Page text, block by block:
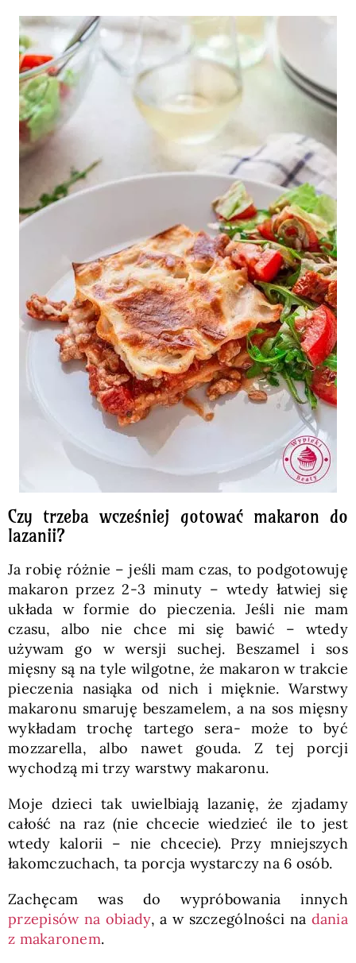
Czy trzeba wcześniej gotować makaron do
lazanii?
Ja robię różnie – jeśli mam czas, to podgotowuję
makaron przez 2-3 minuty – wtedy łatwiej się
układa w formie do pieczenia. Jeśli nie mam
czasu, albo nie chce mi się bawić – wtedy
używam go w wersji suchej. Beszamel i sos
mięsny są na tyle wilgotne, że makaron w trakcie
pieczenia nasiąka od nich i mięknie. Warstwy
makaronu smaruję beszamelem, a na sos mięsny
wykładam trochę tartego sera- może to być
mozzarella, albo nawet gouda. Z tej porcji
wychodzą mi trzy warstwy makaronu.
Moje dzieci tak uwielbiają lazanię, że zjadamy
całość na raz (nie chcecie wiedzieć ile to jest
wtedy kalorii – nie chcecie). Przy mniejszych
łakomczuchach, ta porcja wystarczy na 6 osób.
Zachęcam was do wypróbowania innych
przepisów na obiady, a w szczególności na dania
z makaronem.